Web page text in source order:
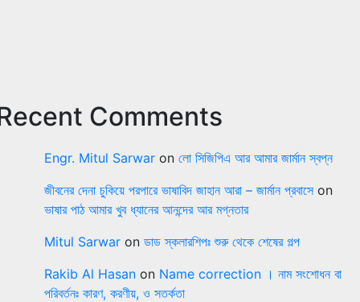
Comments
Engr. Mitul Sarwar on লো সিজিপিএ আর আমার জার্মান স্বপ্ন
জীবনের দেনা চুকিয়ে পরপারে ভাষাবিদ জাহান আরা – জার্মান প্রবাসেon
ভাষার পাঠ আমার খুব ধ্যানের আনন্দের আর মগ্নতার
Mitul Sarwar on ডাড স্কলারশিপঃ শুরু থেকে শেষের গল্প
Rakib Al Hasan on Name correction । নাম সংশোধন বা
পরিবর্তনঃ কারণ, করণীয়, ও সতর্কতা